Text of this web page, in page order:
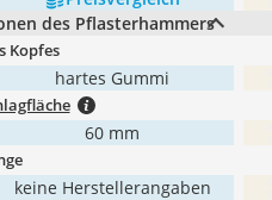
des Pflasterhammers
Kopfes
hartes Gummi
60 mm
keine Herstellerangaben